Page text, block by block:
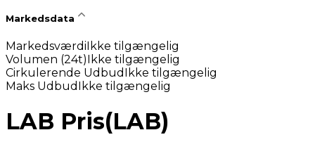
Markedsdata
MarkedsværdiIkke tilgængelig
Volumen (24t)Ikke tilgængelig
Cirkulerende Udbud Ikke tilgængelig
Maks Udbud Ikke tilgængelig
LAB Pris(LAB)